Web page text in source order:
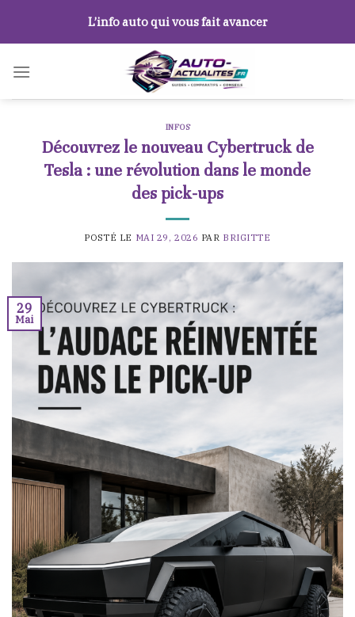
content
L’info auto qui vous fait avancer
INFOS
Découvrez le nouveau Cybertruck de
Tesla : une révolution dans le monde
des pick-ups
POSTÉ LE MAI 29, 2026 PAR BRIGITTE
29
Mai